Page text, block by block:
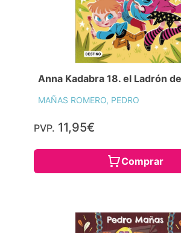
Anna Kadabra 18. el Ladrón
MAÑAS ROMERO, PEDRO
PVP. 11,95€
Comprar